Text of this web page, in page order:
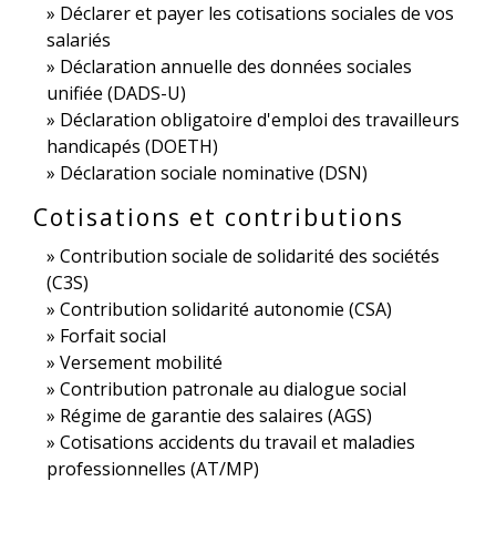
Déclarer et payer les cotisations sociales de vos
salariés
Déclaration annuelle des données sociales
unifiée (DADS-U)
Déclaration obligatoire d'emploi des travailleurs
handicapés (DOETH)
Déclaration sociale nominative (DSN)
Cotisations et contributions
Contribution sociale de solidarité des sociétés
(C3S)
Contribution solidarité autonomie (CSA)
Forfait social
Versement mobilité
Contribution patronale au dialogue social
Régime de garantie des salaires (AGS)
Cotisations accidents du travail et maladies
professionnelles (AT/MP)